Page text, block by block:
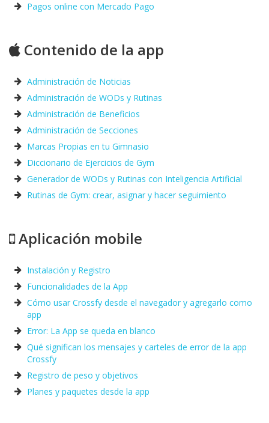
Pagos online con Mercado Pago
Contenido de la app
Administración de Noticias
Administración de WODs y Rutinas
Administración de Beneficios
Administración de Secciones
Marcas Propias en tu Gimnasio
Diccionario de Ejercicios de Gym
Generador de WODs y Rutinas con Inteligencia Artificial
Rutinas de Gym: crear, asignar y hacer seguimiento
Aplicación mobile
Instalación y Registro
Funcionalidades de la App
Cómo usar Crossfy desde el navegador y agregarlo como
app
Error: La App se queda en blanco
Qué significan los mensajes y carteles de error de la app
Crossfy
Registro de peso y objetivos
Planes y paquetes desde la app